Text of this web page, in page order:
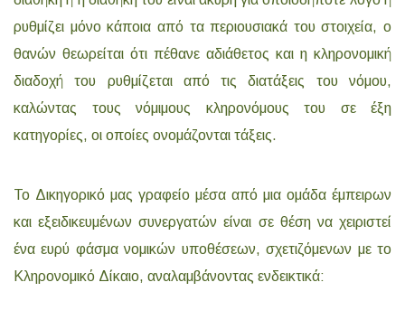
ρυθμίζει μόνο κάποια από τα περιουσιακά του στοιχεία, ο
θανών θεωρείται ότι πέθανε αδιάθετος και η κληρονομική
διαδοχή του ρυθμίζεται από τις διατάξεις του νόμου,
καλώντας τους νόμιμους κληρονόμους του σε έξη
κατηγορίες, οι οποίες ονομάζονται τάξεις.
Το Δικηγορικό μας γραφείο μέσα από μια ομάδα έμπειρων
και εξειδικευμένων συνεργατών είναι σε θέση να χειριστεί
ένα ευρύ φάσμα νομικών υποθέσεων, σχετιζόμενων με το
Κληρονομικό Δίκαιο, αναλαμβάνοντας ενδεικτικά: